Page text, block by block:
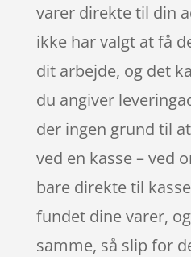
varer direkte til din
ikke har valgt at få
dit arbejde, og det
du angiver
der ingen grund til
ved en kasse – ved
bare direkte til
fundet dine varer,
samme, så slip for